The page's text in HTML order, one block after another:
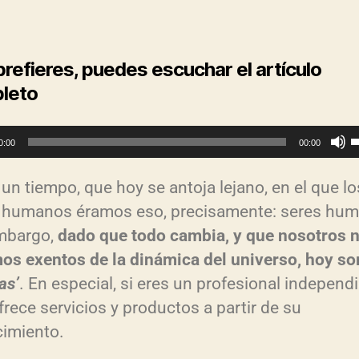
puedes escuchar el artículo
00:00
t
i
l
i
z
a
tiempo, que hoy se antoja lejano, en el que
éramos eso, precisamente: seres
dado que todo cambia, y que nosotros
exentos de la dinámica del universo, hoy
. En especial, si eres un profesional
servicios y productos a partir de su